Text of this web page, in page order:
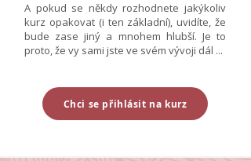
A pokud se někdy rozhodnete jakýkoliv
kurz opakovat (i ten základní), uvidíte, že
bude zase jiný a mnohem hlubší. Je to
proto, že vy sami jste ve svém vývoji dál ...
Chci se přihlásit na kurz